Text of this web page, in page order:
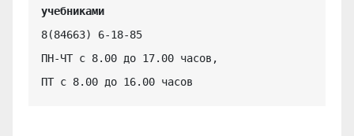
учебниками
8(84663) 6-18-85
ПН-ЧТ с 8.00 до 17.00 часов,
ПТ с 8.00 до 16.00 часов